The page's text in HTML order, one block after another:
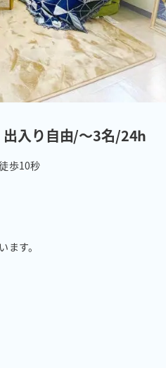
出入り自由/～3名/24h
歩10秒
す。